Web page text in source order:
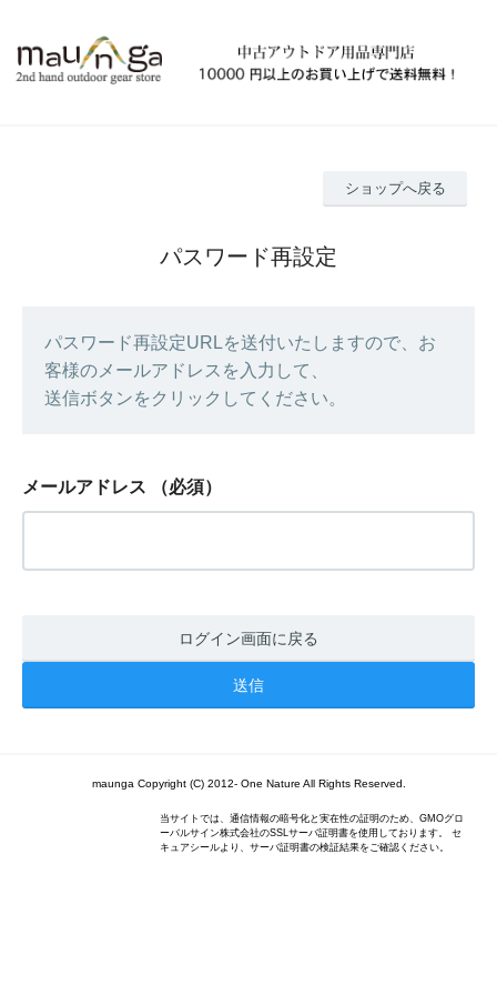
ショップへ戻る
パスワード再設定
パスワード再設定URLを送付いたしますので、お
客様のメールアドレスを入力して、
送信ボタンをクリックしてください。
メールアドレス （必須）
ログイン画面に戻る
maunga Copyright (C) 2012- One Nature All Rights Reserved.
当サイトでは、通信情報の暗号化と実在性の証明のため、GMOグロ
ーバルサイン株式会社のSSLサーバ証明書を使用しております。 セ
キュアシールより、サーバ証明書の検証結果をご確認ください。